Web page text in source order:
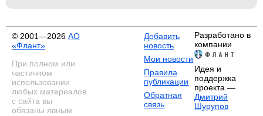
© 2001—2026 АО
«Флант»
При полном или
частичном
использовании
любых материалов
с сайта вы
обязаны явным
Добавить
новость
Мои новости
Правила
публикации
Обратная
связь
Разработано в
компании
Идея и
поддержка
проекта —
Дмитрий
Шурупов